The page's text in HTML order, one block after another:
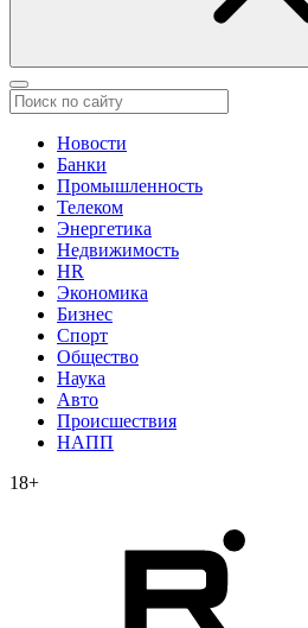
Новости
Банки
Промышленность
Телеком
Энергетика
Недвижимость
HR
Экономика
Бизнес
Спорт
Общество
Наука
Авто
Происшествия
НАПП
18+